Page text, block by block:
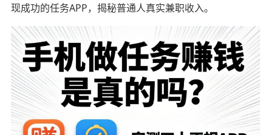
现成功的任务APP，揭秘普通人真实兼职收入。